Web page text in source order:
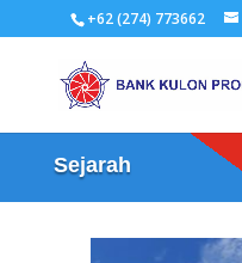
+62 (274) 773662
Sejarah